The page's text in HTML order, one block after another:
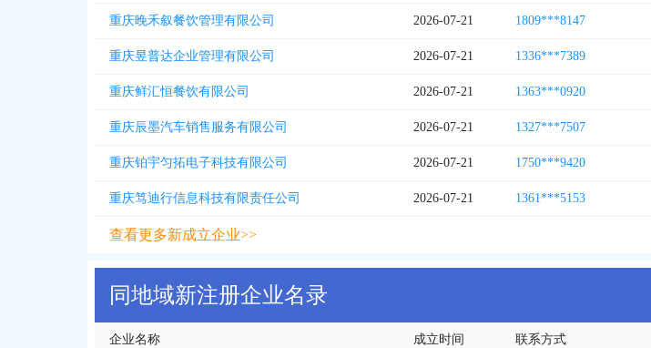
重庆晚禾叙餐饮管理有限公司 2026-07-21 1809***8147
重庆昱普达企业管理有限公司 2026-07-21 1336***7389
重庆鲜汇恒餐饮有限公司 2026-07-21 1363***0920
重庆辰墨汽车销售服务有限公司 2026-07-21 1327***7507
重庆铂宇匀拓电子科技有限公司 2026-07-21 1750***9420
重庆笃迪行信息科技有限责任公司 2026-07-21 1361***5153
查看更多新成立企业>>
同地域新注册企业名录
企业名称 成立时间 联系方式